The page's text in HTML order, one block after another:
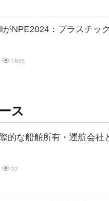
がNPE2024：プラスチッ
1845
ス
的な船舶所有・運航会社
22